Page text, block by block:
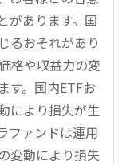
があります。国
るおそれがあり
格や収益力の変
す。国内ETFお
により損失が生
ファンドは運用
変動により損失